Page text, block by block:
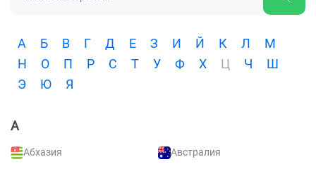
А Б В Г Д Е З И Й К Л
М
Н
О П Р С Т У Ф Х Ц Ч
Ш
Э
Ю Я
А
Абхазия Австралия